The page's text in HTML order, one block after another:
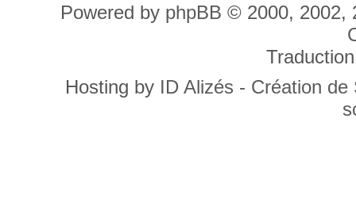
Powered by phpBB © 2000, 2002,
Hosting by ID Alizés - Création